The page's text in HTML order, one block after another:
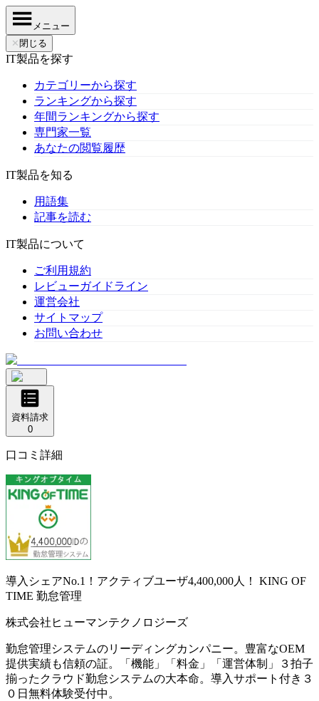
メニュー
✕ 閉じる
IT製品を探す
カテゴリーから探す
ランキングから探す
年間ランキングから探す
専門家一覧
あなたの閲覧履歴
IT製品を知る
用語集
記事を読む
IT製品について
ご利用規約
レビューガイドライン
運営会社
サイトマップ
お問い合わせ
資料請求
0
口コミ詳細
導入シェアNo.1！アクティブユーザ4,400,000人！
KING OF
TIME 勤怠管理
株式会社ヒューマンテクノロジーズ
勤怠管理システムのリーディングカンパニー。豊富なOEM
提供実績も信頼の証。「機能」「料金」「運営体制」３拍子
揃ったクラウド勤怠システムの大本命。導入サポート付き３
０日無料体験受付中。